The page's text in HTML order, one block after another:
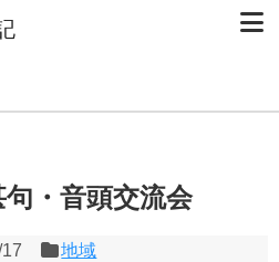
・音頭交流会
地域